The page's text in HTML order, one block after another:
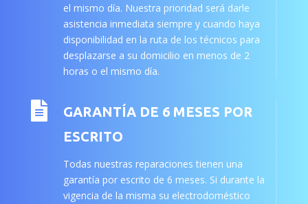
el mismo día. Nuestra prioridad será darle
asistencia inmediata siempre y cuando haya
disponibilidad en la ruta de los técnicos para
desplazarse a su domicilio en menos de 2
horas o el mismo día.

GARANTÍA DE 6 MESES POR
ESCRITO
Todas nuestras reparaciones tienen una
garantía por escrito de 6 meses. Si durante la
vigencia de la misma su electrodoméstico